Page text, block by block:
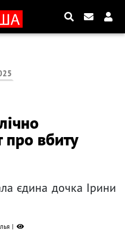
про вбиту
єдина дочка Ірини